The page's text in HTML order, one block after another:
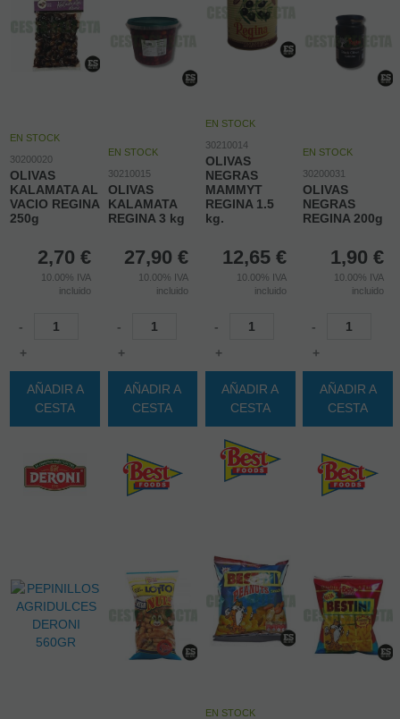
EN STOCK
30200020
OLIVAS
KALAMATA AL
VACIO REGINA
250g
2,70 €
10.00% IVA
incluido
-
+
AÑADIR A
CESTA
EN STOCK
30210015
OLIVAS
KALAMATA
REGINA 3 kg
27,90 €
10.00% IVA
incluido
-
+
AÑADIR A
CESTA
EN STOCK
30210014
OLIVAS
NEGRAS
MAMMYT
REGINA 1.5
kg.
12,65 €
10.00% IVA
incluido
-
+
AÑADIR A
CESTA
EN STOCK
30200031
OLIVAS
NEGRAS
REGINA 200g
1,90 €
10.00% IVA
incluido
-
+
AÑADIR A
CESTA
EN STOCK